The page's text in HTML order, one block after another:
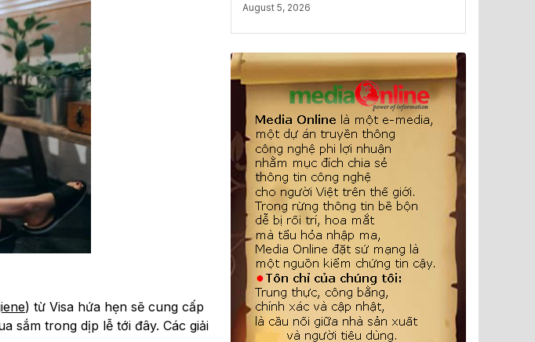
) từ Visa hứa hẹn sẽ cung cấp
sắm trong dịp lễ tới đây. Các giải
August 5, 2026